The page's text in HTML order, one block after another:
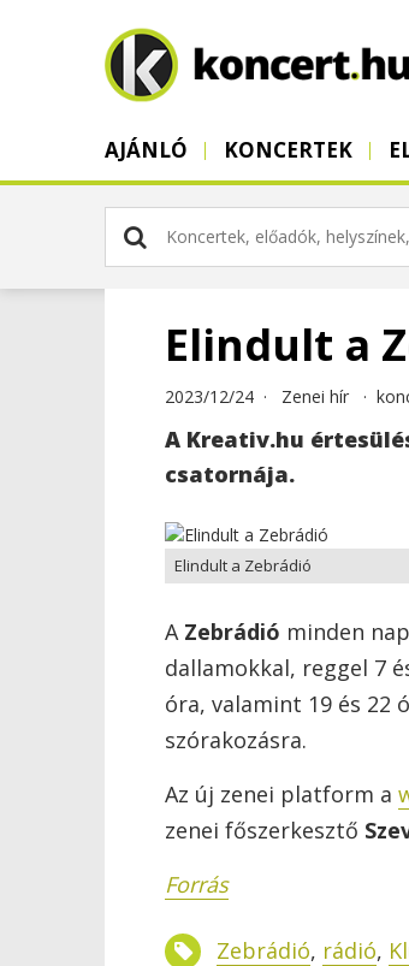
AJÁNLÓ KONCERTEK
Elindult a
2023/12/24 · Zenei hír ·
A Kreativ.hu
csatornája.
Elindult a Zebrádió
A Zebrádió minden
dallamokkal, reggel 7
óra, valamint 19 és 22
szórakozásra.
Az új zenei platform a
zenei főszerkesztő
Forrás
Zebrádió, rádió,